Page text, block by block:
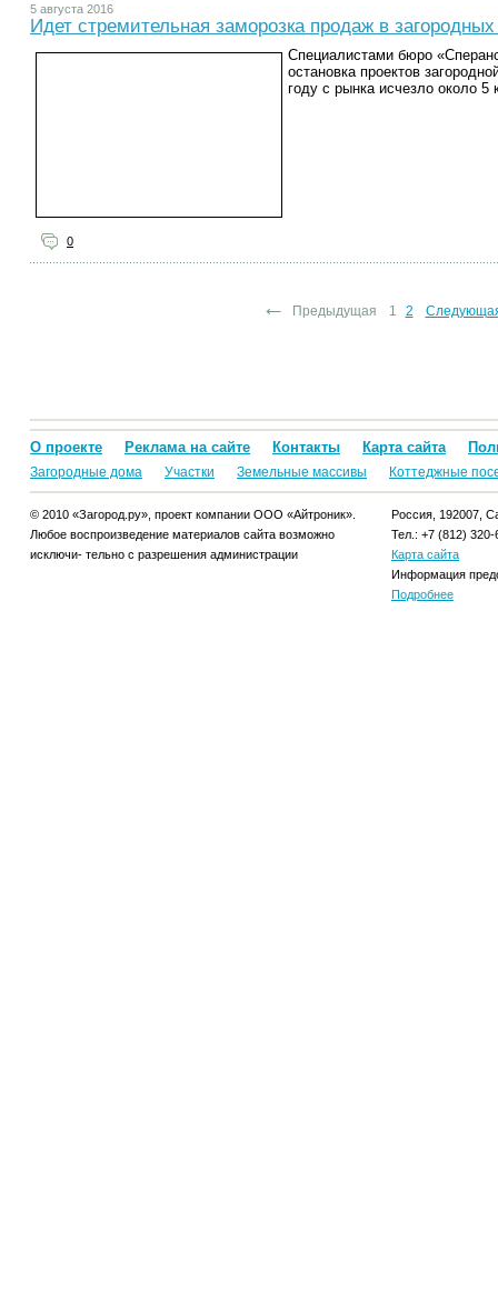
5 августа 2016
Идет стремительная заморозка продаж в загородных
Специалистами бюро
остановка проектов
году с рынка исчезло около 5
0
← Предыдущая 1 2
О проекте Реклама на сайте Контакты Карта сайта
Загородные дома Участки Земельные массивы Коттеджные
© 2010 «Загород.ру», проект компании ООО «Айтроник».
Любое воспроизведение материалов сайта возможно
исключи- тельно с разрешения администрации
Россия, 192007,
Тел.: +7 (812) 320-
Карта сайта
Информация
Подробнее